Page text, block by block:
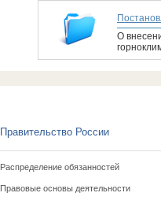
О
Правительство России
Распределение обязанностей
Правовые основы деятельности